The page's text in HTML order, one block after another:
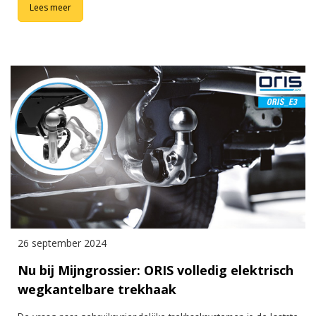
Lees meer
26 september 2024
Nu bij Mijngrossier: ORIS volledig elektrisch
wegkantelbare trekhaak